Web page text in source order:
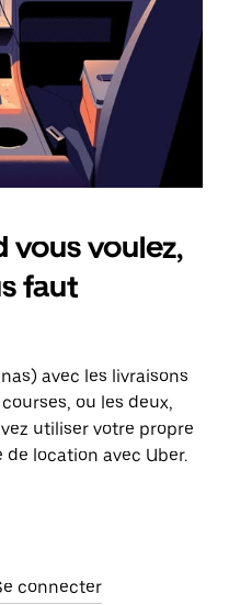
vous voulez,
faut
avec les livraisons
ou les deux,
utiliser votre propre
location avec Uber.
connecter